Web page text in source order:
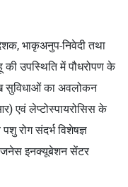
भाकृअनुप-निवेदी तथा
उपस्थिति में पौधरोपण के
सुविधाओं का अवलोकन
एवं लेप्टोस्पायरोसिस के
रोग संदर्भ विशेषज्ञ
इनक्यूबेशन सेंटर